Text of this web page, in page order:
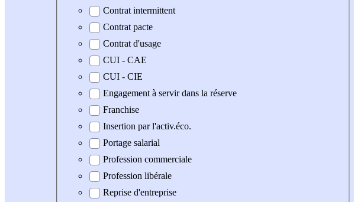
Contrat intermittent
Contrat pacte
Contrat d'usage
CUI - CAE
CUI - CIE
Engagement à servir dans la réserve
Franchise
Insertion par l'activ.éco.
Portage salarial
Profession commerciale
Profession libérale
Reprise d'entreprise